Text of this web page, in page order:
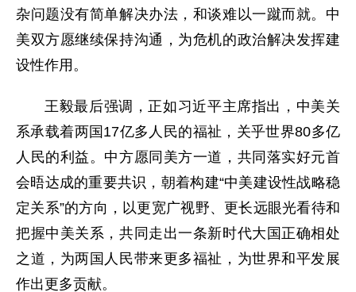
杂问题没有简单解决办法，和谈难以一蹴而就。中
美双方愿继续保持沟通，为危机的政治解决发挥建
设性作用。
王毅最后强调，正如习近平主席指出，中美关
系承载着两国17亿多人民的福祉，关乎世界80多亿
人民的利益。中方愿同美方一道，共同落实好元首
会晤达成的重要共识，朝着构建“中美建设性战略稳
定关系”的方向，以更宽广视野、更长远眼光看待和
把握中美关系，共同走出一条新时代大国正确相处
之道，为两国人民带来更多福祉，为世界和平发展
作出更多贡献。